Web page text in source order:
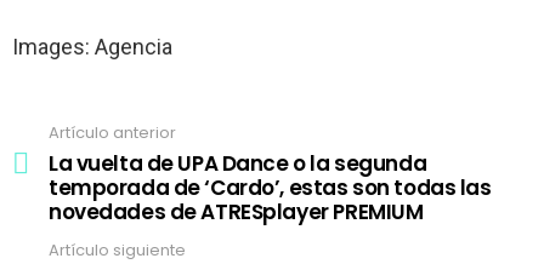
Images: Agencia
más
Artículo anterior
La vuelta de UPA Dance o la segunda
temporada de ‘Cardo’, estas son todas las
novedades de ATRESplayer PREMIUM
Artículo siguiente